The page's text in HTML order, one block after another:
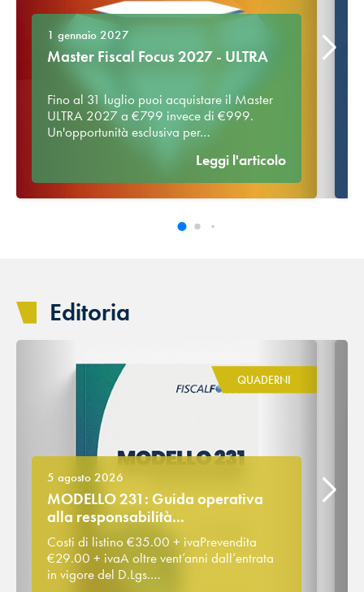
1 gennaio 2027
Master Fiscal Focus 2027 - ULTRA
Fino al 31 luglio puoi acquistare il Master
ULTRA 2027 a €799 invece di €999.
Un'opportunità esclusiva per…
Leggi l'articolo
Editoria
QUADERNI
5 agosto 2026
MODELLO 231: Guida operativa
alla responsabilità...
Costi di listino €35.00 + ivaPrevendita
€29.00 + ivaA oltre vent’anni dall’entrata
in vigore del D.Lgs.…